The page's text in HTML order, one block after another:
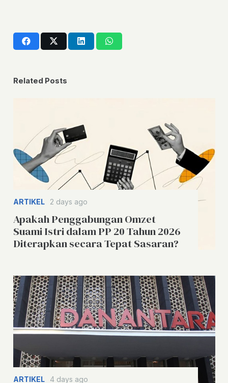
Related Posts
ARTIKEL 2 days ago
Apakah Penggabungan Omzet
Suami Istri dalam PP 20 Tahun 2026
Diterapkan secara Tepat Sasaran?
ARTIKEL 4 days ago